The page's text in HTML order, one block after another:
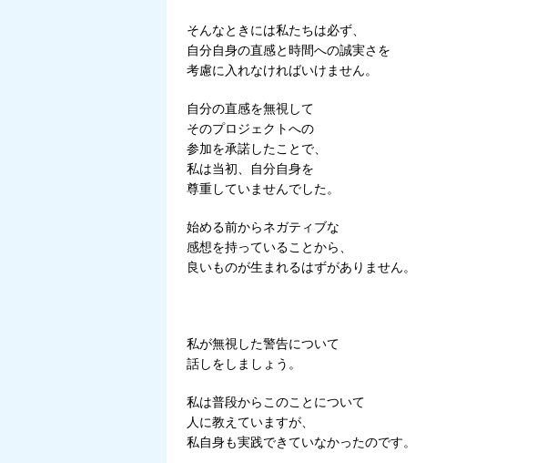
そんなときには私たちは必ず、
自分自身の直感と時間への誠実さを
考慮に入れなければいけません。
自分の直感を無視して
そのプロジェクトへの
参加を承諾したことで、
私は当初、自分自身を
尊重していませんでした。
始める前からネガティブな
感想を持っていることから、
良いものが生まれるはずがありません。
私が無視した警告について
話しをしましょう。
私は普段からこのことについて
人に教えていますが、
私自身も実践できていなかったのです。